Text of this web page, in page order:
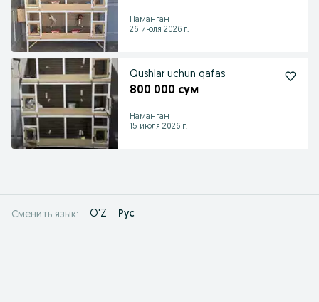
Наманган
26 июля 2026 г.
Qushlar uchun qafas
800 000 сум
Наманган
15 июля 2026 г.
Сменить язык: O'Z Рус